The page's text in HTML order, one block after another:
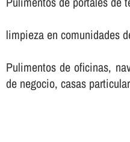
limpieza en comunidades
Pulimentos de oficinas,
de negocio, casas